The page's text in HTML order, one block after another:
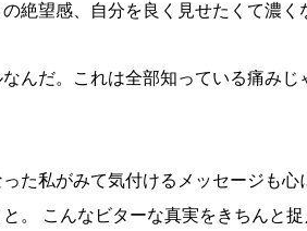
絶望感、自分を良く見せたくて濃く
んだ。これは全部知っている痛み
た私がみて気付けるメッセージも
。 こんなビターな真実をきちんと